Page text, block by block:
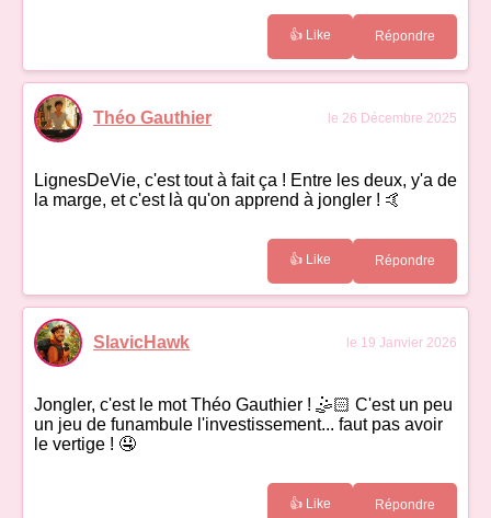
👍 Like Répondre
Théo Gauthier le 26 Décembre 2025
LignesDeVie, c'est tout à fait ça ! Entre les deux, y'a de
la marge, et c'est là qu'on apprend à jongler ! 🤙
👍 Like Répondre
SlavicHawk le 19 Janvier 2026
Jongler, c'est le mot Théo Gauthier ! 🤹🏻 C'est un peu
un jeu de funambule l'investissement... faut pas avoir
le vertige ! 🤤
👍 Like Répondre